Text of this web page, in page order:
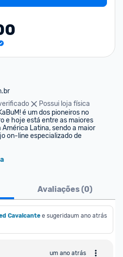
Possui loja física
é um dos pioneiros no
e hoje está entre as maiores
Latina, sendo a maior
on-line especializado de
Avaliações (0)
Cavalcante e sugerida um ano atrás
um ano atrás